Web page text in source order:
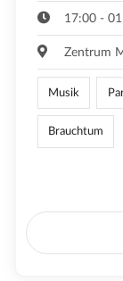
17:00 -
Zentrum
Musik
Brauchtum